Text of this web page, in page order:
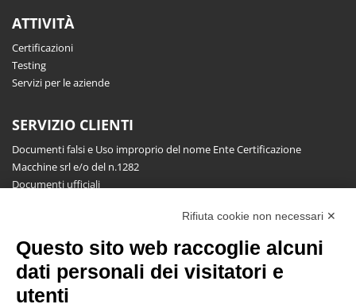
ATTIVITÀ
Certificazioni
Testing
Servizi per le aziende
SERVIZIO CLIENTI
Documenti falsi e Uso improprio del nome Ente Certificazione
Macchine srl e/o del n.1282
Documenti ufficiali
NEWSLETTER
Resta aggiornato gratuitamente su tutte le novità.
Rifiuta cookie non necessari ✕
Questo sito web raccoglie alcuni
dati personali dei visitatori e
utenti